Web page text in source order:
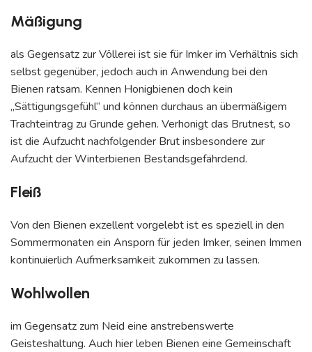
Mäßigung
als Gegensatz zur Völlerei ist sie für Imker im Verhältnis sich
selbst gegenüber, jedoch auch in Anwendung bei den
Bienen ratsam. Kennen Honigbienen doch kein
„Sättigungsgefühl“ und können durchaus an übermäßigem
Trachteintrag zu Grunde gehen. Verhonigt das Brutnest, so
ist die Aufzucht nachfolgender Brut insbesondere zur
Aufzucht der Winterbienen Bestandsgefährdend.
Fleiß
Von den Bienen exzellent vorgelebt ist es speziell in den
Sommermonaten ein Ansporn für jeden Imker, seinen Immen
kontinuierlich Aufmerksamkeit zukommen zu lassen.
Wohlwollen
im Gegensatz zum Neid eine anstrebenswerte
Geisteshaltung. Auch hier leben Bienen eine Gemeinschaft